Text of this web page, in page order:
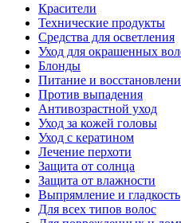
Красители
Технические продукты
Средства для осветления
Уход для окрашенных
Блонды
Питание и
Против выпадения
Антивозрастной уход
Уход за кожей головы
Уход с кератином
Лечение перхоти
Защита от солнца
Защита от влажности
Выпрямление и гладкость
Для всех типов волос